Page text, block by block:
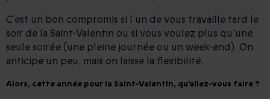
C’est un bon compromis si l’un de vous travaille tard le
soir de la Saint-Valentin ou si vous voulez plus qu’une
seule soirée (une pleine journée ou un week-end). On
anticipe un peu, mais on laisse la flexibilité.
Alors, cette année pour la Saint-Valentin, qu’allez-vous faire ?